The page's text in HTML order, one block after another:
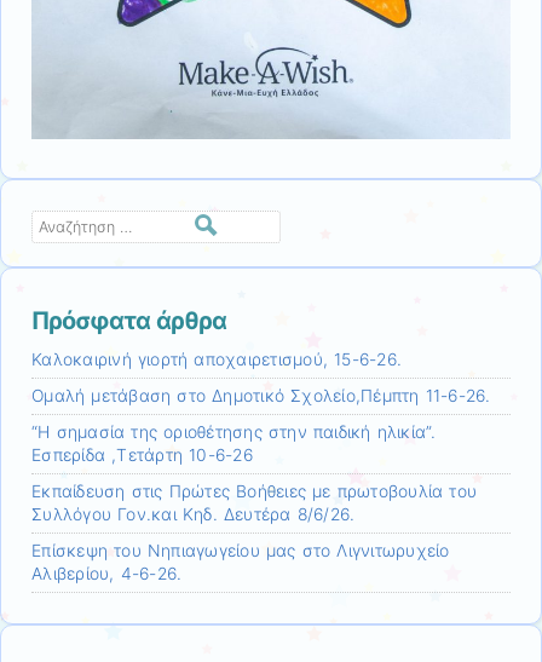
Αναζήτηση
Πρόσφατα άρθρα
Καλοκαιρινή γιορτή αποχαιρετισμού, 15-6-26.
Ομαλή μετάβαση στο Δημοτικό Σχολείο,Πέμπτη 11-6-26.
“Η σημασία της οριοθέτησης στην παιδική ηλικία”.
Εσπερίδα ,Τετάρτη 10-6-26
Εκπαίδευση στις Πρώτες Βοήθειες με πρωτοβουλία του
Συλλόγου Γον.και Κηδ. Δευτέρα 8/6/26.
Επίσκεψη τoυ Νηπιαγωγείου μας στο Λιγνιτωρυχείο
Αλιβερίου, 4-6-26.